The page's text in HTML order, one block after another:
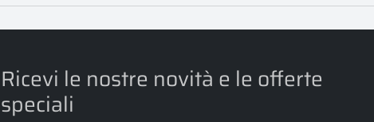
Ricevi le nostre novità e le offerte
speciali